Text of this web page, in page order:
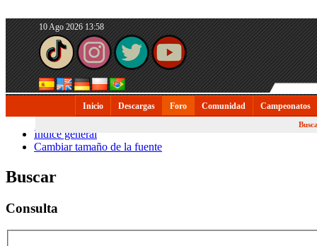
10 Ago 2026 13:58
Inicio Descargas Foro Comunidad Campeonatos
Índice general
Cambiar tamaño de la fuente
Buscar
Consulta